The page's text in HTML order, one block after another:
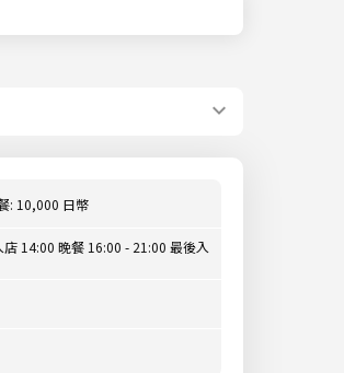
: 10,000 日幣
14:00 晚餐 16:00 - 21:00 最後入